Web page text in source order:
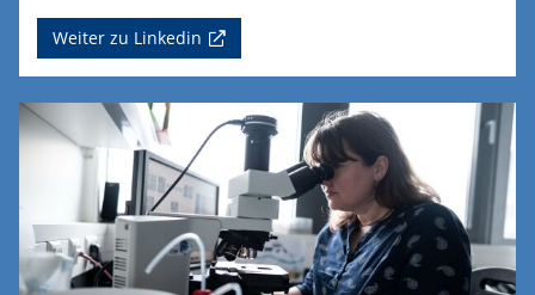
Weiter zu Linkedin